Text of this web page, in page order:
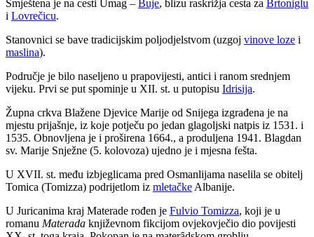
Smještena je na cesti Umag – Buje, blizu raskrižja cesta za Brtoniglu
i Lovrečicu.
Stanovnici se bave tradicijskim poljodjelstvom (uzgoj vinove loze i
maslina).
Područje je bilo naseljeno u prapovijesti, antici i ranom srednjem
vijeku. Prvi se put spominje u XII. st. u putopisu Idrisija.
Župna crkva Blažene Djevice Marije od Snijega izgrađena je na
mjestu prijašnje, iz koje potječu po jedan glagoljski natpis iz 1531. i
1535. Obnovljena je i proširena 1664., a produljena 1941. Blagdan
sv. Marije Snježne (5. kolovoza) ujedno je i mjesna fešta.
U XVII. st. među izbjeglicama pred Osmanlijama naselila se obitelj
Tomica (Tomizza) podrijetlom iz mletačke Albanije.
U Juricanima kraj Materade rođen je Fulvio Tomizza, koji je u
romanu Materada književnom fikcijom ovjekovječio dio povijesti